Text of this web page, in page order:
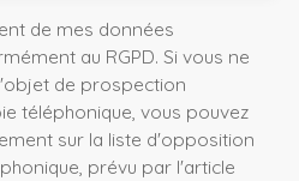
de mes données
au RGPD. Si vous ne
de prospection
téléphonique, vous pouvez
sur la liste d'opposition
prévu par l'article